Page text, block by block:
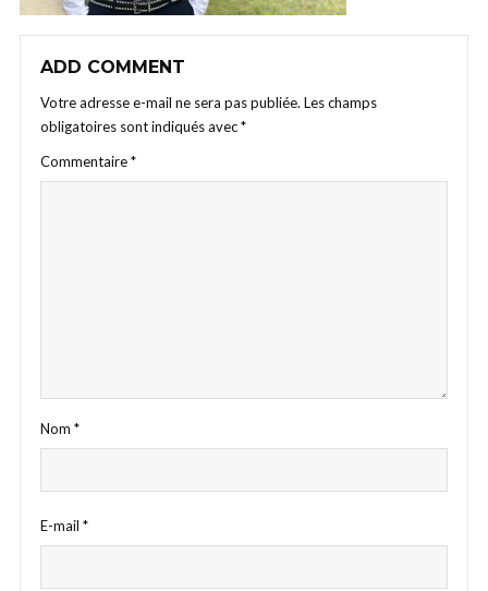
ADD COMMENT
Votre adresse e-mail ne sera pas publiée. Les champs
obligatoires sont indiqués avec*
Commentaire*
Nom *
E-mail *